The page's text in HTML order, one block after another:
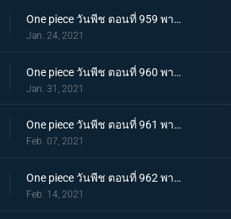
One piece วันพีช ตอนที่ 959 พากย์ไทย ท่าเรือที่นัดพบ! วะโนะคุนิองก์ 3 เริ่มแล้ว!
Jan. 24, 2021
One piece วันพีช ตอนที่ 960 พากย์ไทย ซามูไรอันดับหนึ่งของวะโนะคุนิ! โคสึกิ โอเด้ง มาแล้ว
Jan. 31, 2021
One piece วันพีช ตอนที่ 961 พากย์ไทย สาบานเป็นศิษย์ทั้งน้ำตา โอเด้งกับคินเอม่อน
Feb. 07, 2021
One piece วันพีช ตอนที่ 962 พากย์ไทย ชะตาชีวิตที่เปลี่ยนแปลง กลุ่มโจรสลัดหนวดขาวเกยตื้น!!
Feb. 14, 2021